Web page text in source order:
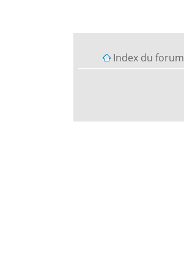
Index du forum